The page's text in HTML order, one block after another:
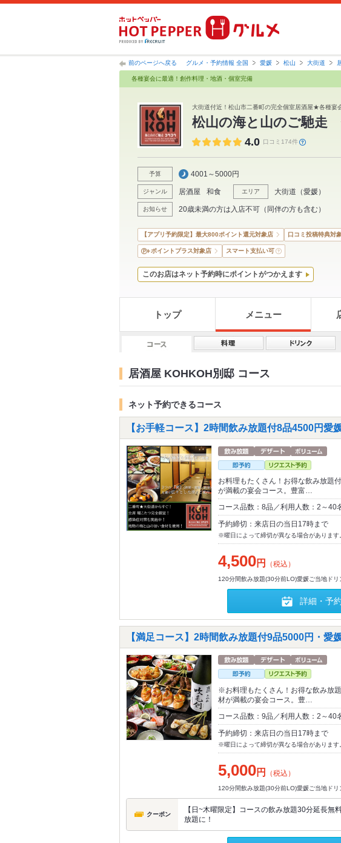
前のページへ戻る グルメ・予約情報 全国 愛媛 松山 大街道
各種宴会に最適！創作料理・地酒・個室完備
大街道付近！松山市二番町の完全個室居酒屋★各種宴
松山の海と山のご馳走
4.0 口コミ174件
予算 4001～5000円
ジャンル 居酒屋 和食 エリア 大街道 （愛媛）
お知らせ 20歳未満の方は入店不可（同伴の方も含む）
【アプリ予約限定】最大800ポイント還元対象店 口コミ投稿特典対
ポイントプラス対象店 スマート支払い可
このお店はネット予約時にポイントがつかえます
トップ メニュー
居酒屋 KOHKOH別邸 コース
ネット予約できるコース
【お手軽コース】2時間飲み放題付8品4500円愛
お料理もたくさん！お得な飲み放題
が満載の宴会コース。豊富…
コース品数：8品／利用人数：2～40
予約締切：来店日の当日17時まで
※曜日によって締切が異なる場合があります
4,500円 （税込）
120分間飲み放題(30分前LO)愛媛ご当地ドリ
詳細・予約
【満足コース】2時間飲み放題付9品5000円・愛
※お料理もたくさん！お得な飲み放
材が満載の宴会コース。豊…
コース品数：9品／利用人数：2～40
予約締切：来店日の当日17時まで
※曜日によって締切が異なる場合があります
5,000円 （税込）
120分間飲み放題(30分前LO)愛媛ご当地ドリ
クーポン
【日~木曜限定】コースの飲み放題30分延長
放題に！